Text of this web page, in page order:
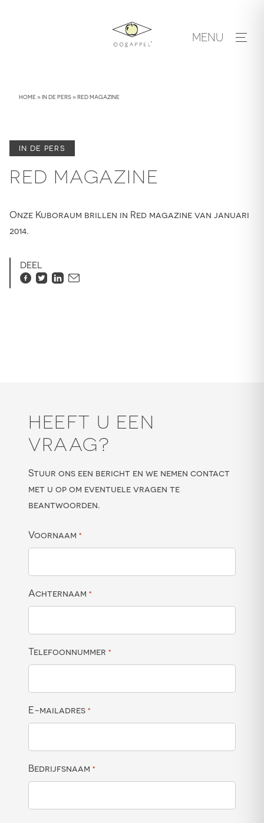
MENU
HOME»IN DE PERS»RED MAGAZINE
IN DE PERS
RED MAGAZINE
Onze Kuboraum brillen in Red magazine van januari
2014.
DEEL
HEEFT U EEN
VRAAG?
Stuur ons een bericht en we nemen contact
met u op om eventuele vragen te
beantwoorden.
Voornaam *
Achternaam *
Telefoonnummer *
E-mailadres *
Bedrijfsnaam *